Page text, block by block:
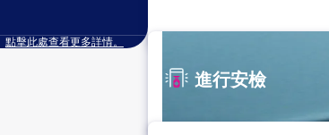
點擊此處查看更多詳情。
進行安檢